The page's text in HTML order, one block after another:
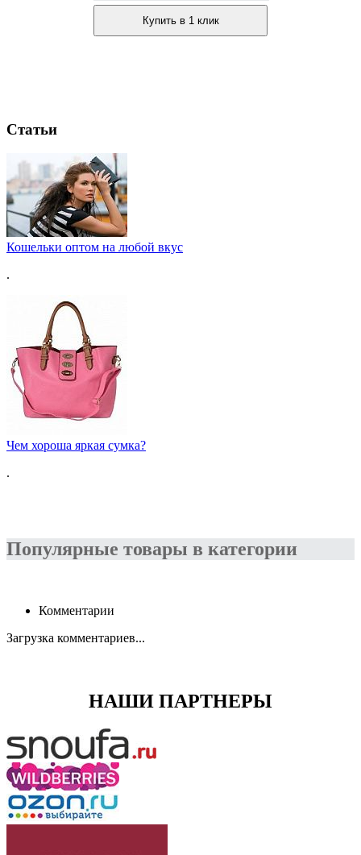
Купить в 1 клик
Статьи
Кошельки оптом на любой вкус
.
Чем хороша яркая сумка?
.
Популярные товары в категории
Комментарии
Загрузка комментариев...
НАШИ ПАРТНЕРЫ